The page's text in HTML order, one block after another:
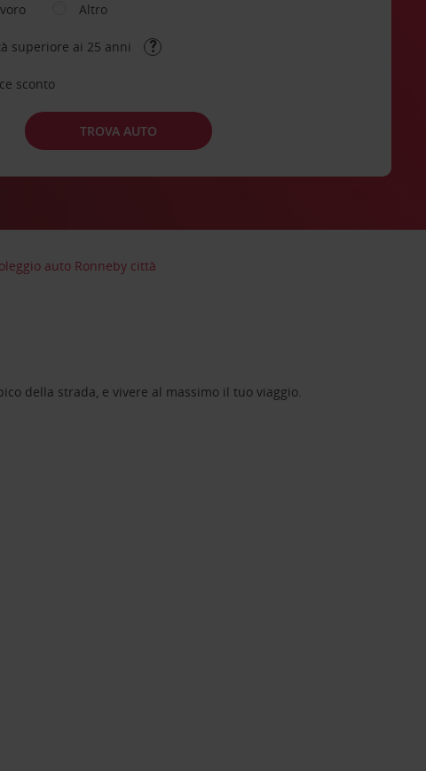
Altro
superiore ai 25 anni
sconto
TROVA AUTO
auto Ronneby città
della strada, e vivere al massimo il tuo viaggio.